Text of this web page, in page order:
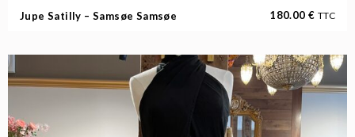
Jupe Satilly – Samsøe Samsøe 180.00 € TTC